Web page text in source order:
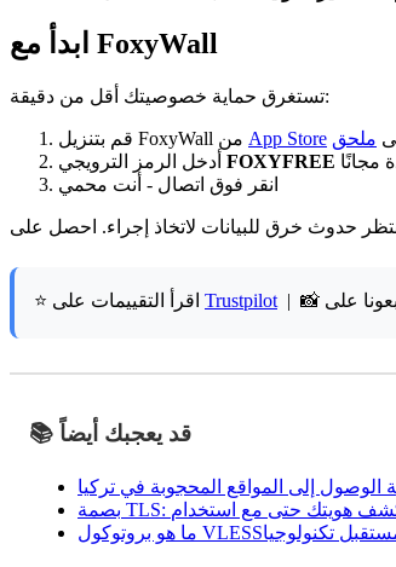
ابدأ مع FoxyWall
تستغرق حماية خصوصيتك أقل من دقيقة:
App Store
FOXYFREE مجانًا
انقر فوق اتصال - أنت محمي
Trustpilot
📚 قد يعجبك أيضاً
الوصول إلى المواقع المحجوبة في تركيا